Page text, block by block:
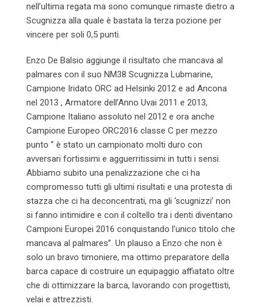
nell’ultima regata ma sono comunque rimaste dietro a
Scugnizza alla quale è bastata la terza pozione per
vincere per soli 0,5 punti.
Enzo De Balsio aggiunge il risultato che mancava al
palmares con il suo NM38 Scugnizza Lubmarine,
Campione Iridato ORC ad Helsinki 2012 e ad Ancona
nel 2013 , Armatore dell’Anno Uvai 2011 e 2013,
Campione Italiano assoluto nel 2012 e ora anche
Campione Europeo ORC2016 classe C per mezzo
punto ” è stato un campionato molti duro con
avversari fortissimi e agguerritissimi in tutti i sensi.
Abbiamo subito una penalizzazione che ci ha
compromesso tutti gli ultimi risultati e una protesta di
stazza che ci ha deconcentrati, ma gli ‘scugnizzi’ non
si fanno intimidire e con il coltello tra i denti diventano
Campioni Europei 2016 conquistando l’unico titolo che
mancava al palmares”. Un plauso a Enzo che non è
solo un bravo timoniere, ma ottimo preparatore della
barca capace di costruire un equipaggio affiatato oltre
che di ottimizzare la barca, lavorando con progettisti,
velai e attrezzisti.